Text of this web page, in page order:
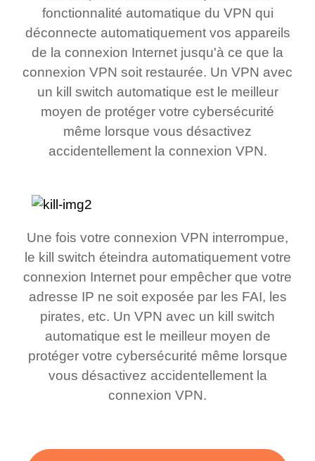
fonctionnalité automatique du VPN qui
déconnecte automatiquement vos appareils
de la connexion Internet jusqu'à ce que la
connexion VPN soit restaurée. Un VPN avec
un kill switch automatique est le meilleur
moyen de protéger votre cybersécurité
même lorsque vous désactivez
accidentellement la connexion VPN.
Une fois votre connexion VPN interrompue,
le kill switch éteindra automatiquement votre
connexion Internet pour empêcher que votre
adresse IP ne soit exposée par les FAI, les
pirates, etc. Un VPN avec un kill switch
automatique est le meilleur moyen de
protéger votre cybersécurité même lorsque
vous désactivez accidentellement la
connexion VPN.